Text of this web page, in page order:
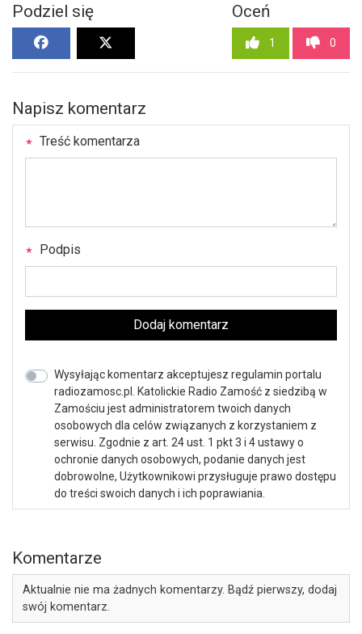
Podziel się Oceń
1 0
Napisz komentarz
Treść komentarza
Podpis
Dodaj komentarz
Wysyłając komentarz akceptujesz regulamin portalu
radiozamosc.pl. Katolickie Radio Zamość z siedzibą w
Zamościu jest administratorem twoich danych
osobowych dla celów związanych z korzystaniem z
serwisu. Zgodnie z art. 24 ust. 1 pkt 3 i 4 ustawy o
ochronie danych osobowych, podanie danych jest
dobrowolne, Użytkownikowi przysługuje prawo dostępu
do treści swoich danych i ich poprawiania.
Komentarze
Aktualnie nie ma żadnych komentarzy. Bądź pierwszy, dodaj
swój komentarz.